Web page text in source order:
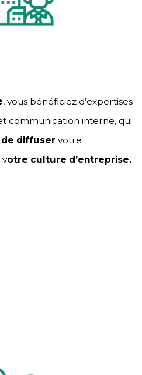
, vous bénéficiez d’expertises
communication interne, qui
de diffuser votre
otre culture d’entreprise.